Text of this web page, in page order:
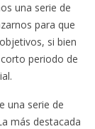
una serie de
para que
si bien
periodo de
una serie de
más destacada